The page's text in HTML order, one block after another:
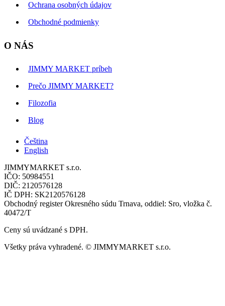
Ochrana osobných údajov
Obchodné podmienky
O NÁS
JIMMY MARKET príbeh
Prečo JIMMY MARKET?
Filozofia
Blog
Čeština
English
JIMMYMARKET s.r.o.
IČO: 50984551
DIČ: 2120576128
IČ DPH: SK2120576128
Obchodný register Okresného súdu Trnava, oddiel: Sro, vložka č.
40472/T
Ceny sú uvádzané s DPH.
Všetky práva vyhradené. © JIMMYMARKET s.r.o.